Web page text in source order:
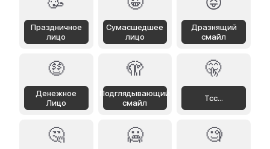
Праздничное
лицо
Сумасшедшее
лицо
Дразнящий
смайл
🤑
Денежное
Лицо
🫣
Подглядывающий
смайл
🤫
Тсс...
🤔 🥶 🧐